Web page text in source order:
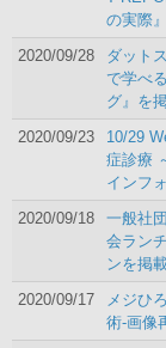
の実際
2020/09/28
ダット
で学べ
グ』を
2020/09/23
10/29
症診療
インフ
2020/09/18
一般社
会ラン
ンを掲
2020/09/17
メジひ
術-画像